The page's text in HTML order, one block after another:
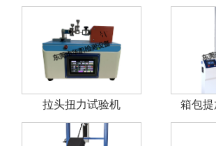
拉头扭力试验机 箱包